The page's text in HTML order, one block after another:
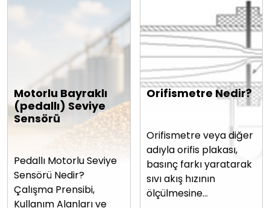
Motorlu Bayraklı
(pedallı) Seviye
Sensörü
Pedallı Motorlu Seviye
Sensörü Nedir?
Çalışma Prensibi,
Kullanım Alanları ve
Orifismetre Nedir?
Orifismetre veya diğer
adıyla orifis plakası,
basınç farkı yaratarak
sıvı akış hızının
ölçülmesine…